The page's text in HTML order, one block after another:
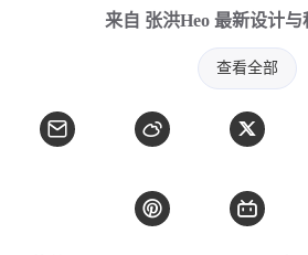
来自 张洪Heo 最新设计
查看全部